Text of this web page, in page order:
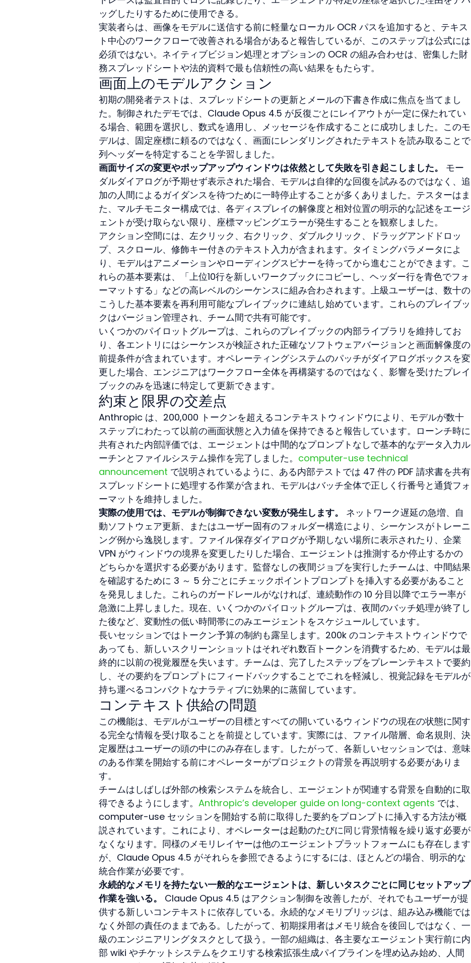
ッグしたりするために使用できる。
実装者らは、画像をモデルに送信する前に軽量なローカル OCR パスを追加すると、テキス
ト中心のワークフローで改善される場合があると報告しているが、このステップは公式には
必須ではない。ネイティブビジョン処理とオプションの OCR の組み合わせは、密集した財
務スプレッドシートや法的資料で最も信頼性の高い結果をもたらす。
画面上のモデルアクション
初期の開発者テストは、スプレッドシートの更新とメールの下書き作成に焦点を当てまし
た。制御されたデモでは、Claude Opus 4.5 が反復ごとにレイアウトが一定に保たれてい
る場合、範囲を選択し、数式を適用し、メッセージを作成することに成功しました。このモ
デルは、固定座標に頼るのではなく、画面にレンダリングされたテキストを読み取ることで
列ヘッダーを特定することを学習しました。
画面サイズの変更やポップアップウィンドウは依然として失敗を引き起こしました。
モー
ダルダイアログが予期せず表示された場合、モデルは自律的な回復を試みるのではなく、追
加の人間によるガイダンスを待つために一時停止することが多くありました。テスターはま
た、マルチモニター構成では、各ディスプレイの解像度と相対位置の明示的な記述をエージ
ェントが受け取らない限り、座標マッピングエラーが発生することを観察しました。
アクション空間には、左クリック、右クリック、ダブルクリック、ドラッグアンドドロッ
プ、スクロール、修飾キー付きのテキスト入力が含まれます。タイミングパラメータによ
り、モデルはアニメーションやローディングスピナーを待ってから進むことができます。こ
れらの基本要素は、「上位10行を新しいワークブックにコピーし、ヘッダー行を青色でフォ
ーマットする」などの高レベルのシーケンスに組み合わされます。上級ユーザーは、数十の
こうした基本要素を再利用可能なプレイブックに連結し始めています。これらのプレイブッ
クはバージョン管理され、チーム間で共有可能です。
いくつかのパイロットグループは、これらのプレイブックの内部ライブラリを維持してお
り、各エントリにはシーケンスが検証された正確なソフトウェアバージョンと画面解像度の
前提条件が含まれています。オペレーティングシステムのパッチがダイアログボックスを変
更した場合、エンジニアはワークフロー全体を再構築するのではなく、影響を受けたプレイ
ブックのみを迅速に特定して更新できます。
約束と限界の交差点
Anthropic は、200,000 トークンを超えるコンテキストウィンドウにより、モデルが数十
ステップにわたって以前の画面状態と入力値を保持できると報告しています。ローンチ時に
共有された内部評価では、エージェントは中間的なプロンプトなしで基本的なデータ入力ル
ーチンとファイルシステム操作を完了しました。 computer-use technical
announcement で説明されているように、ある内部テストでは 47 件の PDF 請求書を共有
スプレッドシートに処理する作業が含まれ、モデルはバッチ全体で正しく行番号と通貨フォ
ーマットを維持しました。
実際の使用では、モデルが制御できない変数が発生します。
ネットワーク遅延の急増、自
動ソフトウェア更新、またはユーザー固有のフォルダー構造により、シーケンスがトレーニ
ング例から逸脱します。ファイル保存ダイアログが予期しない場所に表示されたり、企業
VPN がウィンドウの境界を変更したりした場合、エージェントは推測するか停止するかの
どちらかを選択する必要があります。監督なしの夜間ジョブを実行したチームは、中間結果
を確認するために 3 ～ 5 分ごとにチェックポイントプロンプトを挿入する必要があること
を発見しました。これらのガードレールがなければ、連続動作の 10 分目以降でエラー率が
急激に上昇しました。現在、いくつかのパイロットグループは、夜間のバッチ処理が終了し
た後など、変動性の低い時間帯にのみエージェントをスケジュールしています。
長いセッションではトークン予算の制約も露呈します。200k のコンテキストウィンドウで
あっても、新しいスクリーンショットはそれぞれ数百トークンを消費するため、モデルは最
終的に以前の視覚履歴を失います。チームは、完了したステップをプレーンテキストで要約
し、その要約をプロンプトにフィードバックすることでこれを軽減し、視覚記録をモデルが
持ち運べるコンパクトなナラティブに効果的に蒸留しています。
コンテキスト供給の問題
この機能は、モデルがユーザーの目標とすべての開いているウィンドウの現在の状態に関す
る完全な情報を受け取ることを前提としています。実際には、ファイル階層、命名規則、決
定履歴はユーザーの頭の中にのみ存在します。したがって、各新しいセッションでは、意味
のある作業を開始する前にオペレーターがプロジェクトの背景を再説明する必要がありま
す。
チームはしばしば外部の検索システムを統合し、エージェントが関連する背景を自動的に取
得できるようにします。 Anthropic’s developer guide on long-context agents では、
computer-use セッションを開始する前に取得した要約をプロンプトに挿入する方法が概
説されています。これにより、オペレーターは起動のたびに同じ背景情報を繰り返す必要が
なくなります。同様のメモリレイヤーは他のエージェントプラットフォームにも存在します
が、Claude Opus 4.5 がそれらを参照できるようにするには、ほとんどの場合、明示的な
統合作業が必要です。
永続的なメモリを持たない一般的なエージェントは、新しいタスクごとに同じセットアップ
作業を強いる。
Claude Opus 4.5 はアクション制御を改善したが、それでもユーザーが提
供する新しいコンテキストに依存している。永続的なメモリブリッジは、組み込み機能では
なく外部の責任のままである。したがって、初期採用者はメモリ統合を後回しではなく、一
級のエンジニアリングタスクとして扱う。一部の組織は、各主要なエージェント実行前に内
部 wiki やチケットシステムをクエリする検索拡張生成パイプラインを埋め込み始め、人間